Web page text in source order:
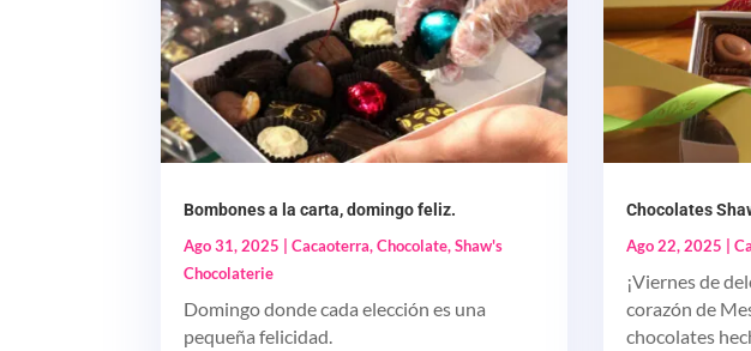
Bombones a la carta, domingo feliz.
Ago 31, 2025 |Cacaoterra,Chocolate,Shaw's
Chocolaterie
Domingo donde cada elección es una
pequeña felicidad.
Chocolates
Ago 22, 2025
¡Viernes de
corazón de
chocolates